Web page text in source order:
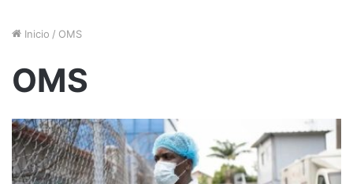
Inicio / OMS
OMS